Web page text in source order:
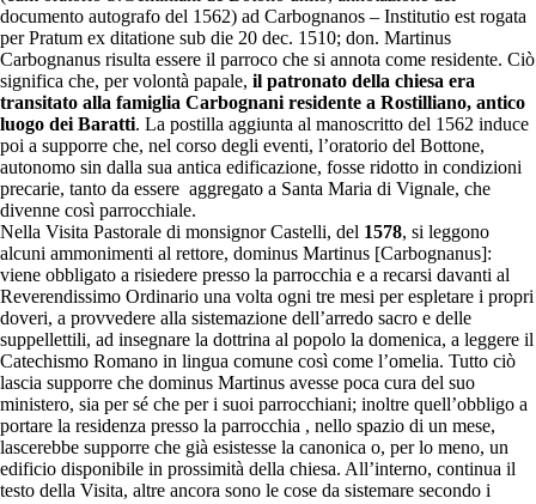
documento autografo del 1562) ad Carbognanos – Institutio est rogata
per Pratum ex ditatione sub die 20 dec. 1510; don. Martinus
Carbognanus risulta essere il parroco che si annota come residente. Ciò
significa che, per volontà papale, il patronato della chiesa era
transitato alla famiglia Carbognani residente a Rostilliano, antico
luogo dei Baratti. La postilla aggiunta al manoscritto del 1562 induce
poi a supporre che, nel corso degli eventi, l’oratorio del Bottone,
autonomo sin dalla sua antica edificazione, fosse ridotto in condizioni
precarie, tanto da essere aggregato a Santa Maria di Vignale, che
divenne così parrocchiale.
Nella Visita Pastorale di monsignor Castelli, del 1578, si leggono
alcuni ammonimenti al rettore, dominus Martinus [Carbognanus]:
viene obbligato a risiedere presso la parrocchia e a recarsi davanti al
Reverendissimo Ordinario una volta ogni tre mesi per espletare i propri
doveri, a provvedere alla sistemazione dell’arredo sacro e delle
suppellettili, ad insegnare la dottrina al popolo la domenica, a leggere il
Catechismo Romano in lingua comune così come l’omelia. Tutto ciò
lascia supporre che dominus Martinus avesse poca cura del suo
ministero, sia per sé che per i suoi parrocchiani; inoltre quell’obbligo a
portare la residenza presso la parrocchia , nello spazio di un mese,
lascerebbe supporre che già esistesse la canonica o, per lo meno, un
edificio disponibile in prossimità della chiesa. All’interno, continua il
testo della Visita, altre ancora sono le cose da sistemare secondo i